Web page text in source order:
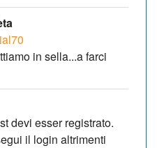
in sella...a farci
devi esser registrato.
il login altrimenti